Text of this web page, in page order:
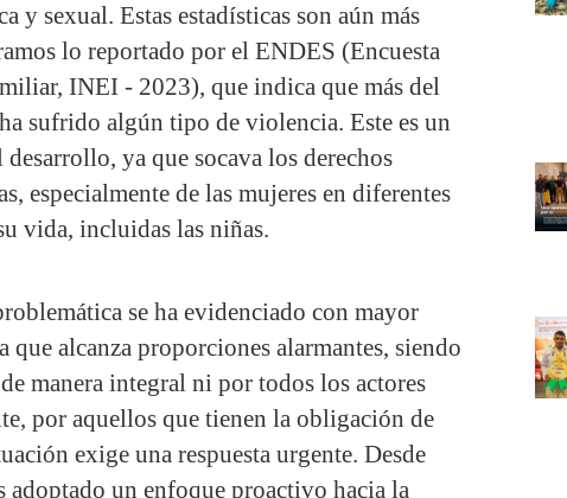
y sexual. Estas estadísticas son aún más
lo reportado por el ENDES (Encuesta
INEI - 2023), que indica que más del
sufrido algún tipo de violencia. Este es un
ya que socava los derechos
especialmente de las mujeres en diferentes
vida, incluidas las niñas.
se ha evidenciado con mayor
que alcanza proporciones alarmantes, siendo
manera integral ni por todos los actores
por aquellos que tienen la obligación de
exige una respuesta urgente. Desde
adoptado un enfoque proactivo hacia la